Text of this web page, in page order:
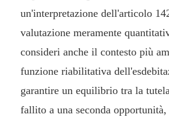
un'interpretazione dell'articolo
valutazione meramente
consideri anche il contesto più
funzione riabilitativa
garantire un equilibrio tra la
fallito a una seconda